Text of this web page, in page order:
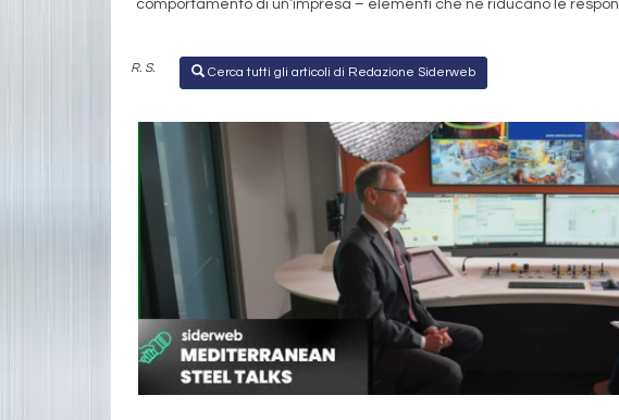
comportamento di un’impresa – elementi che ne riducano le
R. S. Cerca tutti gli articoli di Redazione Siderweb